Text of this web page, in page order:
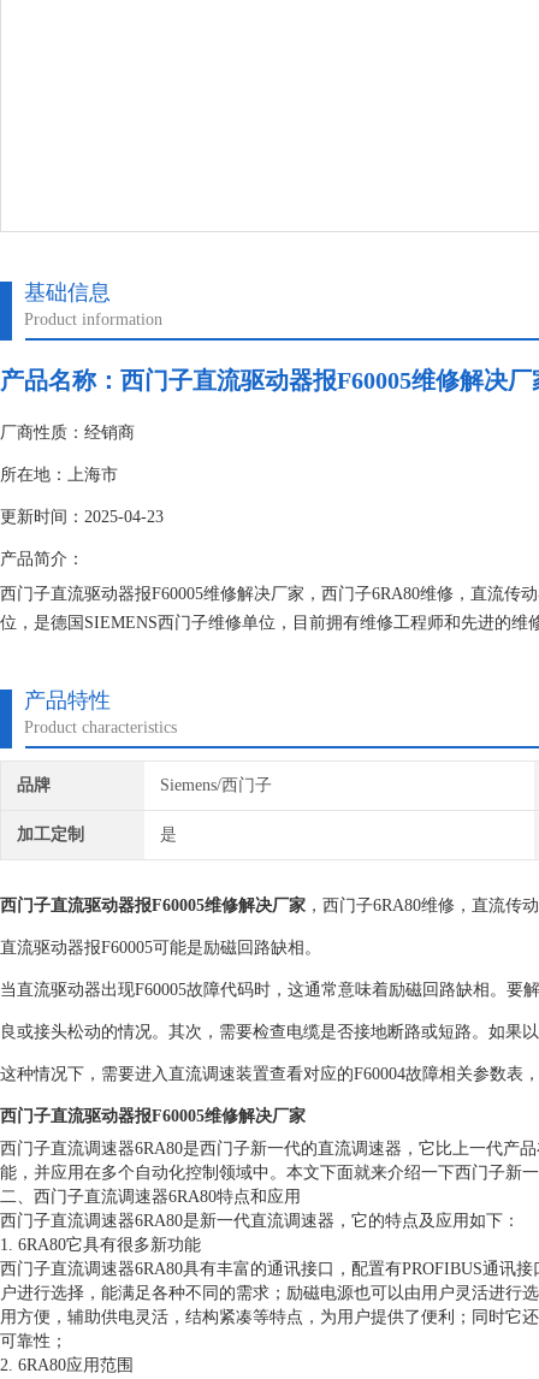
基础信息
Product information
产品名称： 西门子直流驱动器报F60005维修解决厂
厂商性质：经销商
所在地：上海市
更新时间：2025-04-23
产品简介：
西门子直流驱动器报F60005维修解决厂家，西门子6RA80维修，直流
位，是德国SIEMENS西门子维修单位，目前拥有维修工程师和先进的
产品特性
Product characteristics
品牌 Siemens/西门子
加工定制 是
西门子直流驱动器报F60005维修解决厂家 ，西门子6RA80维修，直流传
直流驱动器报F60005可能是励磁回路缺相。
当直流驱动器出现F60005故障代码时，这通常意味着励磁回路缺相。
良或接头松动的情况。其次，需要检查电缆是否接地断路或短路。如
这种情况下，需要进入直流调速装置查看对应的F60004故障相关参数表
西门子直流驱动器报F60005维修解决厂家
西门子直流调速器6RA80是西门子新一代的直流调速器，它比上一代产
能，并应用在多个自动化控制领域中。本文下面就来介绍一下西门子新
二、西门子直流调速器6RA80特点和应用
西门子直流调速器6RA80是新一代直流调速器，它的特点及应用如下：
1. 6RA80它具有很多新功能
西门子直流调速器6RA80具有丰富的通讯接口，配置有PROFIBUS通讯
户进行选择，能满足各种不同的需求；励磁电源也可以由用户灵活进行
用方便，辅助供电灵活，结构紧凑等特点，为用户提供了便利；同时它
可靠性；
2. 6RA80应用范围